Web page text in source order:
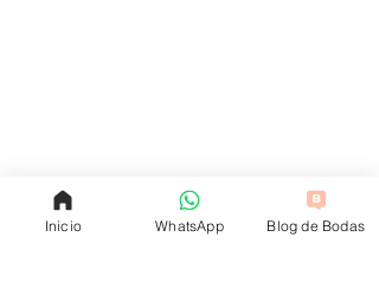
Inicio WhatsApp Blog de Bodas